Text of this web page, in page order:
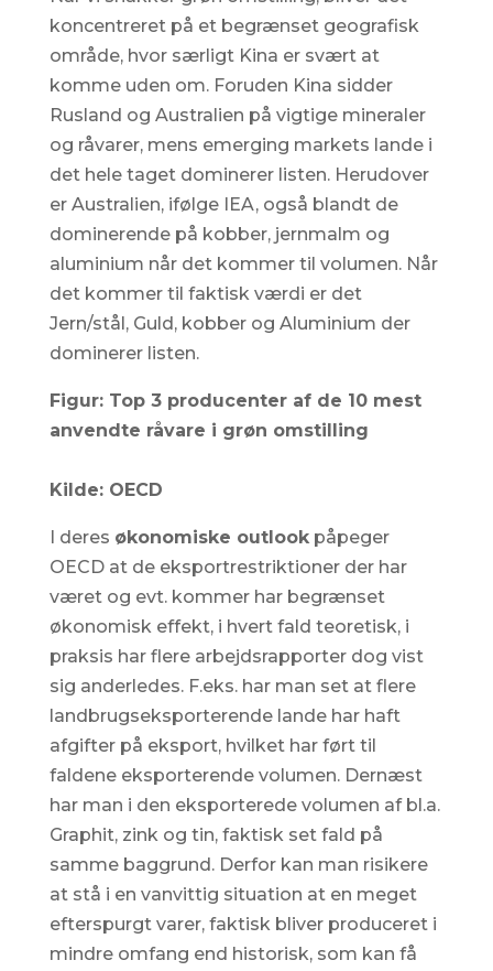
koncentreret på et begrænset geografisk
område, hvor særligt Kina er svært at
komme uden om. Foruden Kina sidder
Rusland og Australien på vigtige mineraler
og råvarer, mens emerging markets lande i
det hele taget dominerer listen. Herudover
er Australien, ifølge IEA, også blandt de
dominerende på kobber, jernmalm og
aluminium når det kommer til volumen. Når
det kommer til faktisk værdi er det
Jern/stål, Guld, kobber og Aluminium der
dominerer listen.
Figur: Top 3 producenter af de 10 mest
anvendte råvare i grøn omstilling
Kilde: OECD
I deres økonomiske outlook påpeger
OECD at de eksportrestriktioner der har
været og evt. kommer har begrænset
økonomisk effekt, i hvert fald teoretisk, i
praksis har flere arbejdsrapporter dog vist
sig anderledes. F.eks. har man set at flere
landbrugseksporterende lande har haft
afgifter på eksport, hvilket har ført til
faldene eksporterende volumen. Dernæst
har man i den eksporterede volumen af bl.a.
Graphit, zink og tin, faktisk set fald på
samme baggrund. Derfor kan man risikere
at stå i en vanvittig situation at en meget
efterspurgt varer, faktisk bliver produceret i
mindre omfang end historisk, som kan få